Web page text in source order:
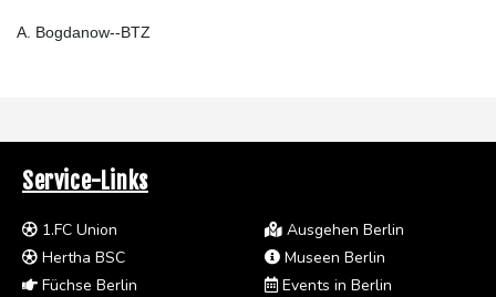
A. Bogdanow--BTZ
Service-Links
1.FC Union
Hertha BSC
Füchse Berlin
Ausgehen Berlin
Museen Berlin
Events in Berlin